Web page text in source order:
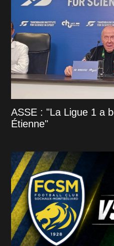
ASSE : "La Ligue 1 a
Étienne"